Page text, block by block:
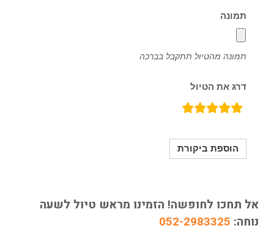
תמונה
תמונה מהטיול תתקבל בברכה
דרג את הטיול
rating
אל תחכו לחופשה! הזמינו מראש טיול לשעה
נוחה: 052-2983325